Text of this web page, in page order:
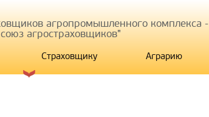
агропромышленного комплекса -
агростраховщиков"
Страховщику Аграрию